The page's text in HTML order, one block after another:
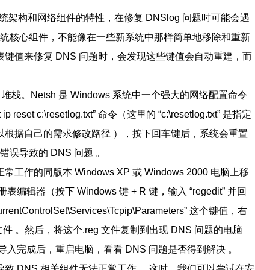
架构和网络组件的特性，在修复 DNSlog 问题时可能会遇
核心组件，不能像在一些新系统中那样简单地移除和重新
值来修复 DNS 问题时，会发现这些键值会自动重建，而
栈。Netsh 是 Windows 系统中一个强大的网络配置命令
reset c:\resetlog.txt” 命令（这里的 “c:\resetlog.txt” 是指定
据自己的需求修改路径 ），按下回车键后，系统会重置
误导致的 DNS 问题 。
工作的同版本 Windows XP 或 Windows 2000 电脑上移
编辑器（按下 Windows 键 + R 键，输入 “regedit” 并回
这个键值，右
。然后，将这个.reg 文件复制到出现 DNS 问题的电脑
完成后，重启电脑，看看 DNS 问题是否得到解决 。